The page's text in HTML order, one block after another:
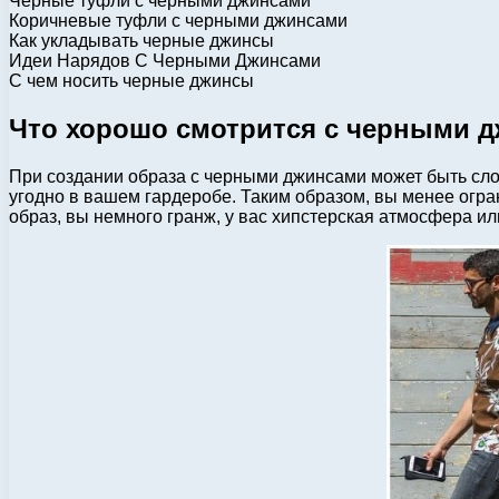
Коричневые туфли с черными джинсами
Как укладывать черные джинсы
Идеи Нарядов С Черными Джинсами
С чем носить черные джинсы
Что хорошо смотрится с черными
При создании образа с черными джинсами может быть
угодно в вашем гардеробе. Таким образом, вы менее
образ, вы немного гранж, у вас хипстерская атмосфера